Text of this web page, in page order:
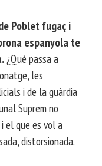
Poblet fugaç i
espanyola te
¿Què passa a
les
i de la guàrdia
Suprem no
el que es vol a
distorsionada.